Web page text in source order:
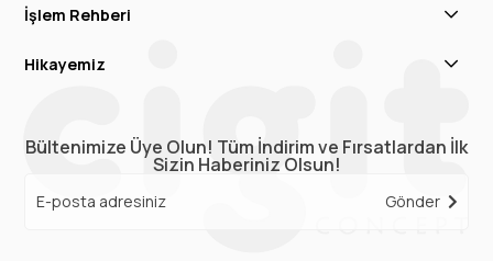
İşlem Rehberi
Hikayemiz
Bültenimize Üye Olun! Tüm İndirim ve Fırsatlardan İlk
Sizin Haberiniz Olsun!
Gönder